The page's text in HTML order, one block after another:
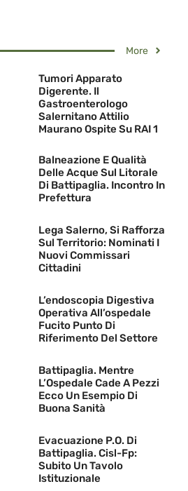
More
Tumori Apparato
Digerente. Il
Gastroenterologo
Salernitano Attilio
Maurano Ospite Su RAI 1
Balneazione E Qualità
Delle Acque Sul Litorale
Di Battipaglia. Incontro In
Prefettura
Lega Salerno, Si Rafforza
Sul Territorio: Nominati I
Nuovi Commissari
Cittadini
L’endoscopia Digestiva
Operativa All’ospedale
Fucito Punto Di
Riferimento Del Settore
Battipaglia. Mentre
L’Ospedale Cade A Pezzi
Ecco Un Esempio Di
Buona Sanità
Evacuazione P.O. Di
Battipaglia. Cisl-Fp:
Subito Un Tavolo
Istituzionale